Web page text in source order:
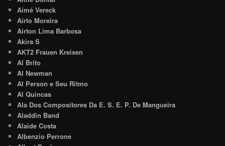
Aimé Vereck
Airto Moreira
Airton Lima Barbosa
Akira S
AKT2 Frauen Kreisen
Al Brito
Al Newman
Al Person e Seu Ritmo
Al Quincas
Ala Dos Compositores Da E. S. E. P. De Mangueira
Aladdin Band
Alaide Costa
Albenzio Perrone